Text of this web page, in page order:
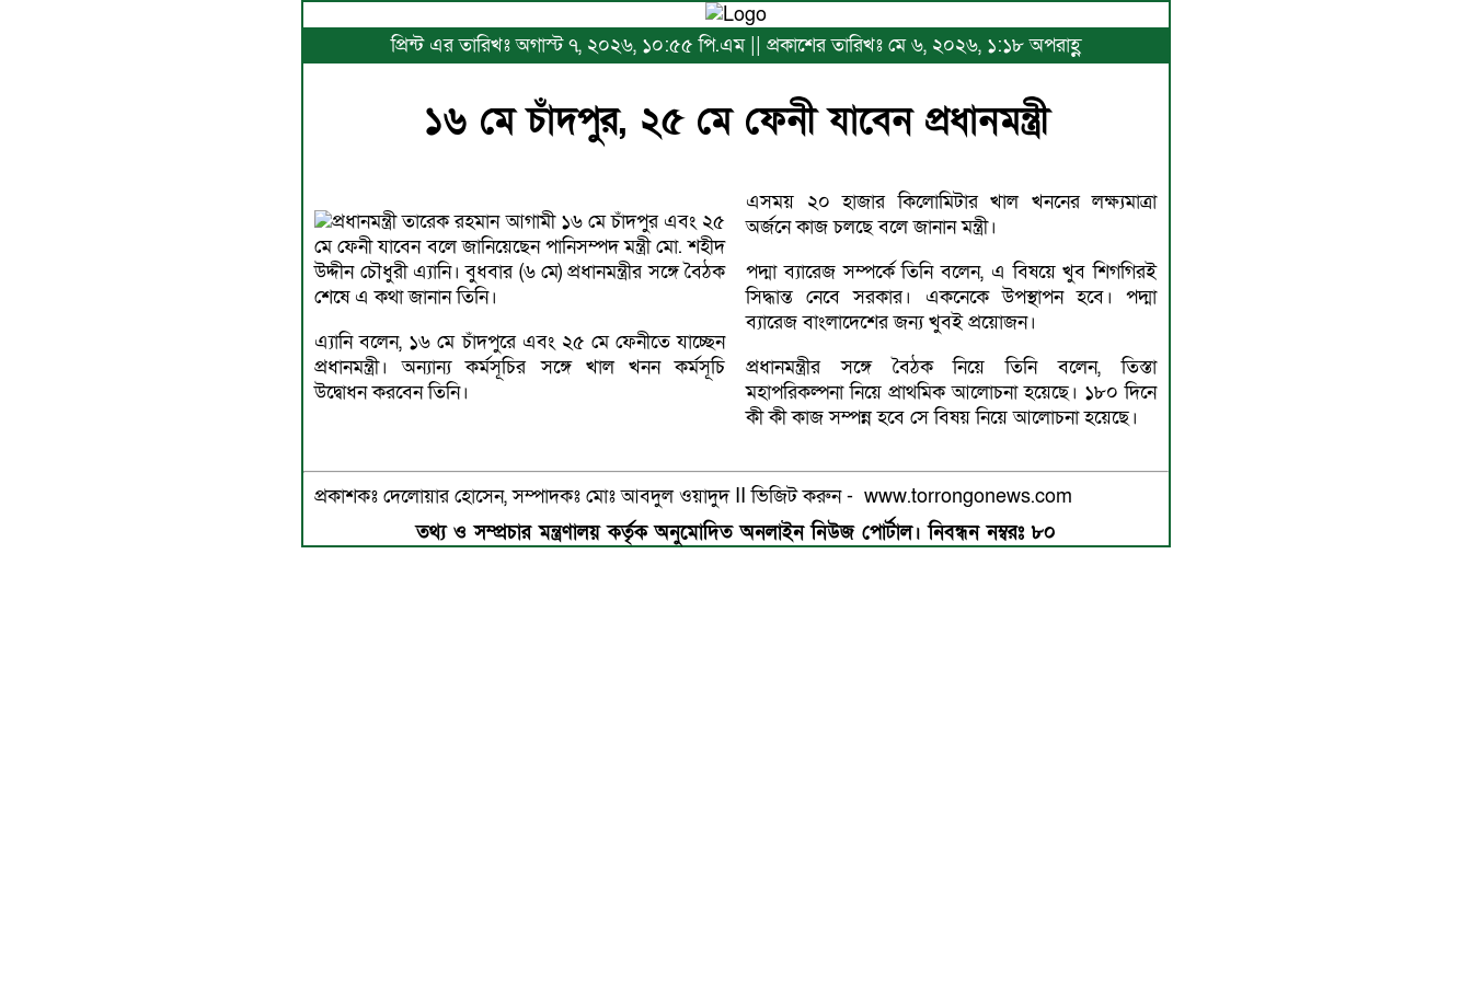
প্রিন্ট এর তারিখঃ অগাস্ট ৭, ২০২৬, ১০:৫৫ পি.এম || প্রকাশের তারিখঃ মে ৬, ২০২৬, ১:১৮ অপরাহ্ণ
১৬ মে চাঁদপুর, ২৫ মে ফেনী যাবেন প্রধানমন্ত্রী
প্রধানমন্ত্রী তারেক রহমান আগামী ১৬ মে চাঁদপুর এবং ২৫
মে ফেনী যাবেন বলে জানিয়েছেন পানিসম্পদ মন্ত্রী মো. শহীদ
উদ্দীন চৌধুরী এ্যানি। বুধবার (৬ মে) প্রধানমন্ত্রীর সঙ্গে বৈঠক
শেষে এ কথা জানান তিনি।
এ্যানি বলেন, ১৬ মে চাঁদপুরে এবং ২৫ মে ফেনীতে যাচ্ছেন
প্রধানমন্ত্রী। অন্যান্য কর্মসূচির সঙ্গে খাল খনন কর্মসূচি
উদ্বোধন করবেন তিনি।
এসময় ২০ হাজার কিলোমিটার খাল খননের লক্ষ্যমাত্রা
অর্জনে কাজ চলছে বলে জানান মন্ত্রী।
পদ্মা ব্যারেজ সম্পর্কে তিনি বলেন, এ বিষয়ে খুব শিগগিরই
সিদ্ধান্ত নেবে সরকার। একনেকে উপস্থাপন হবে। পদ্মা
ব্যারেজ বাংলাদেশের জন্য খুবই প্রয়োজন।
প্রধানমন্ত্রীর সঙ্গে বৈঠক নিয়ে তিনি বলেন, তিস্তা
মহাপরিকল্পনা নিয়ে প্রাথমিক আলোচনা হয়েছে। ১৮০ দিনে
কী কী কাজ সম্পন্ন হবে সে বিষয় নিয়ে আলোচনা হয়েছে।
প্রকাশকঃ দেলোয়ার হোসেন, সম্পাদকঃ মোঃ আবদুল ওয়াদুদ II ভিজিট করুন - www.torrongonews.com
তথ্য ও সম্প্রচার মন্ত্রণালয় কর্তৃক অনুমোদিত অনলাইন নিউজ পোর্টাল। নিবন্ধন নম্বরঃ ৮০